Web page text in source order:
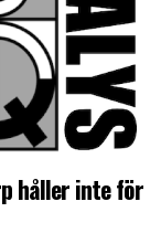
håller inte för